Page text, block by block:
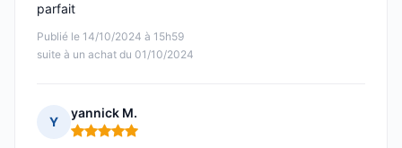
Publié le 14/10/2024 à 15h59
suite à un achat du 01/10/2024
parfait
Y
yannick M.
Note : 5 sur 5